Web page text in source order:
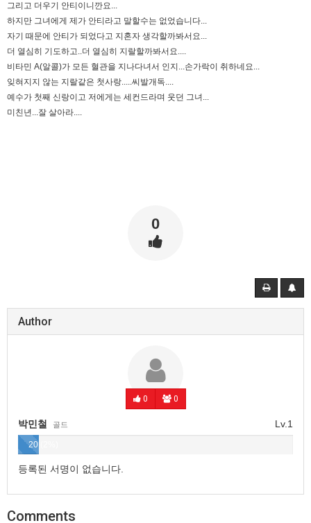
그리고 더우기 안티이니깐요...
하지만 그녀에게 제가 안티라고 말할수는 없었습니다...
자기 때문에 안티가 되었다고 지혼자 생각할까봐서요...
더 열심히 기도하고..더 열심히 지랄할까봐서요....
비타민 A(알콜)가 모든 혈관을 지나다녀서 인지...손가락이 취하네요...
잊혀지지 않는 지랄같은 첫사랑.....씨발개독....
예수가 첫째 신랑이고 저에게는 세컨드라며 웃던 그녀...
미친년...잘 살아라....
0
Author
0 0
Lv.1
박민철 골드
20 (2%)
등록된 서명이 없습니다.
Comments